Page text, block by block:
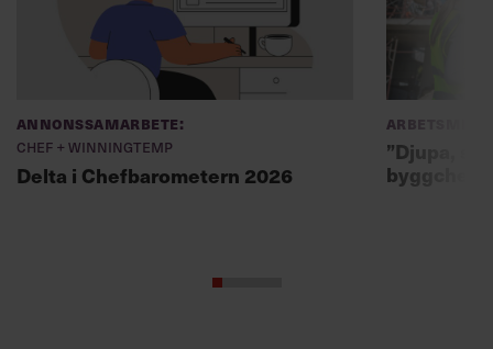
Annonssamarbete:
Chef + Winningtemp
Delta i Chefbarometern 2026
Arbetsmiljö
”Djupa,